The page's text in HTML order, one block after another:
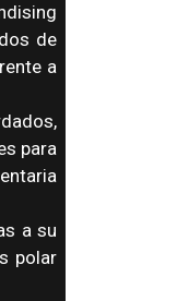
de
a
para
a su
polar